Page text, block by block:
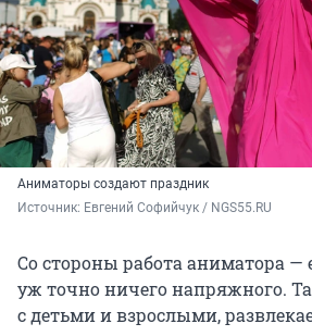
Аниматоры создают праздник
Источник: Евгений Софийчук / NGS55.RU
Со стороны работа аниматора —
уж точно ничего напряжного.
с детьми и взрослыми,